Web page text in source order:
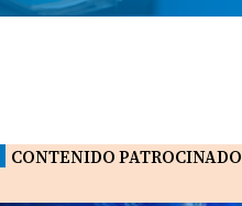
CONTENIDO PATROCINADO